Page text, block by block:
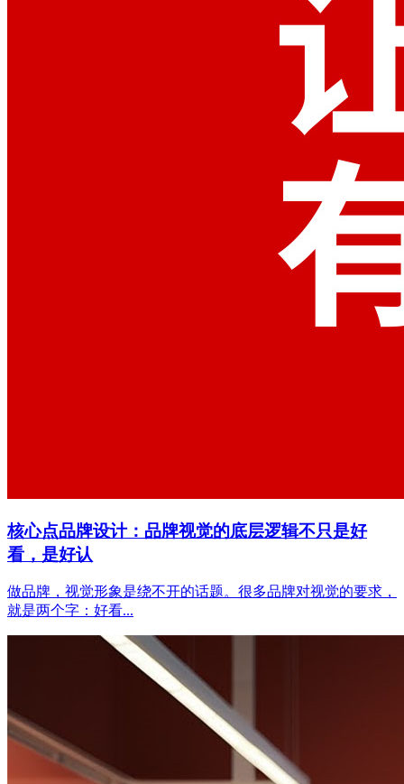
核心点品牌设计：品牌视觉的底层逻辑不只是好
看，是好认
做品牌，视觉形象是绕不开的话题。很多品牌对视觉的要求，
就是两个字：好看...